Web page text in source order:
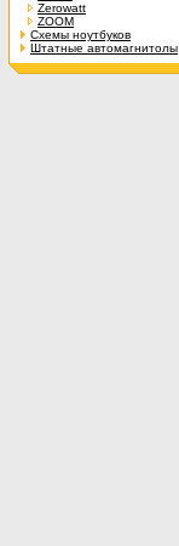
Zerowatt
ZOOM
Схемы ноутбуков
Штатные автомагнитолы